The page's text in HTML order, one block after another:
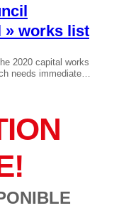
» works list
2020 capital works
needs immediate…